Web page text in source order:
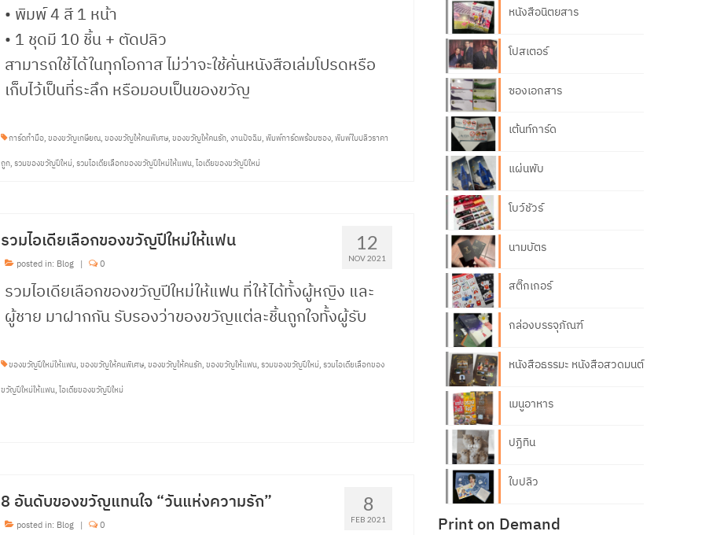
• พิมพ์ 4 สี 1 หน้า
• 1 ชุดมี 10 ชิ้น + ตัดปลิว
สามารถใช้ได้ในทุกโอกาส ไม่ว่าจะใช้คั่นหนังสือเล่มโปรดหรือ
เก็บไว้เป็นที่ระลึก หรือมอบเป็นของขวัญ
การ์ดทำมือ ,ของขวัญเกษียณ ,ของขวัญให้คนพิเศษ,ของขวัญให้คนรัก ,งานปัจฉิม ,พิมพ์การ์ดพร้อมซอง ,พิมพ์ใบปลิวราคา
ถูก ,รวมของขวัญปีใหม่ ,รวมไอเดียเลือกของขวัญปีใหม่ให้แฟน ,ไอเดียของขวัญปีใหม่
12
NOV 2021
รวมไอเดียเลือกของขวัญปีใหม่ให้แฟน
posted in: Blog | 0
รวมไอเดียเลือกของขวัญปีใหม่ให้แฟน ที่ให้ได้ทั้งผู้หญิง และ
ผู้ชาย มาฝากกัน รับรองว่าของขวัญแต่ละชิ้นถูกใจทั้งผู้รับ
ของขวัญปีใหม่ให้แฟน ,ของขวัญให้คนพิเศษ,ของขวัญให้คนรัก ,ของขวัญให้แฟน ,รวมของขวัญปีใหม่ ,รวมไอเดียเลือกของ
ขวัญปีใหม่ให้แฟน ,ไอเดียของขวัญปีใหม่
8
FEB 2021
8 อันดับของขวัญแทนใจ “วันแห่งความรัก”
posted in: Blog | 0
หนังสือนิตยสาร
โปสเตอร์
ซองเอกสาร
เต้นท์การ์ด
แผ่นพับ
โบว์ชัวร์
นามบัตร
สติ๊กเกอร์
กล่องบรรจุภัณฑ์
หนังสือธรรมะ หนังสือสวดมนต์
เมนูอาหาร
ปฏิทิน
ใบปลิว
Print on Demand